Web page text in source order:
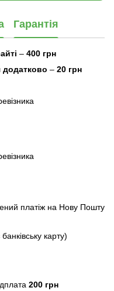
Гарантія
– 400 грн
додатково – 20 грн
платіж на Нову Пошту
карту)
200 грн